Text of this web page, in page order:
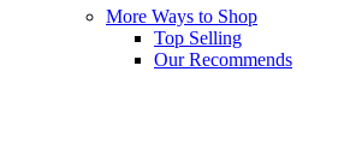
More Ways to Shop
Top Selling
Our Recommends